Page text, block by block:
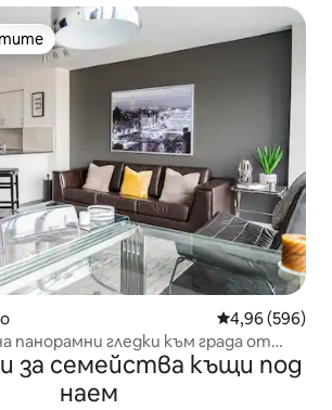
на гостите
Средна
4,96 (596)
панорамни гледки към града от
за семейства къщи под
наем